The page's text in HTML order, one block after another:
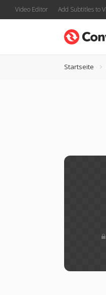
Video Editor Add Subtitles to
Startseite